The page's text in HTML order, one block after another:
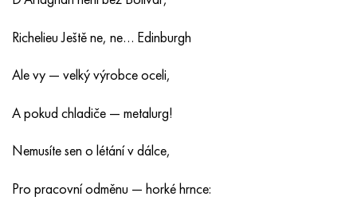
Richelieu Ještě ne, ne… Edinburgh
Ale vy — velký výrobce oceli,
A pokud chladiče — metalurg!
Nemusíte sen o létání v dálce,
Pro pracovní odměnu — horké hrnce:
Hastelloy C-276
Hastelloy C2000
40XFA, 1,7223, AISI 4142
45X, 45h, 1,7035